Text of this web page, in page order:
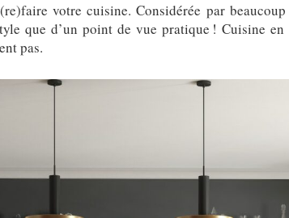
votre cuisine. Considérée par
que d’un point de vue pratique ! Cuisine
pas.